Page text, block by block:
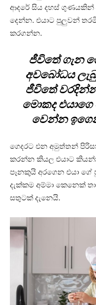
ආදරේ සිය දහස් ගුණයකින්
දෙන්න. එයාට පුලුවන්
කරගන්න.
ජීවිතේ ගැන
අවබෝධය
ජීවිතේ
මොකද එයාගෙ
වෙන්න
ගෙදරට එන අමුත්තන්
කරන්න කියල එයාට
පෑනකුයි අරගෙන එයා ගේ
දැක්කම අම්මා කෙනෙක්
සතුටක් දැනෙයි.